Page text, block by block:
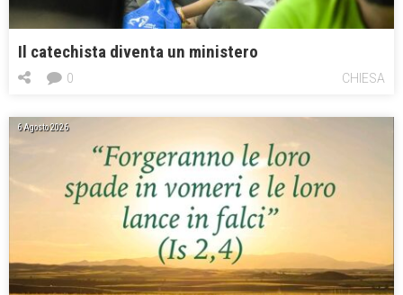
Il catechista diventa un ministero
CHIESA
0
6 Agosto 2026